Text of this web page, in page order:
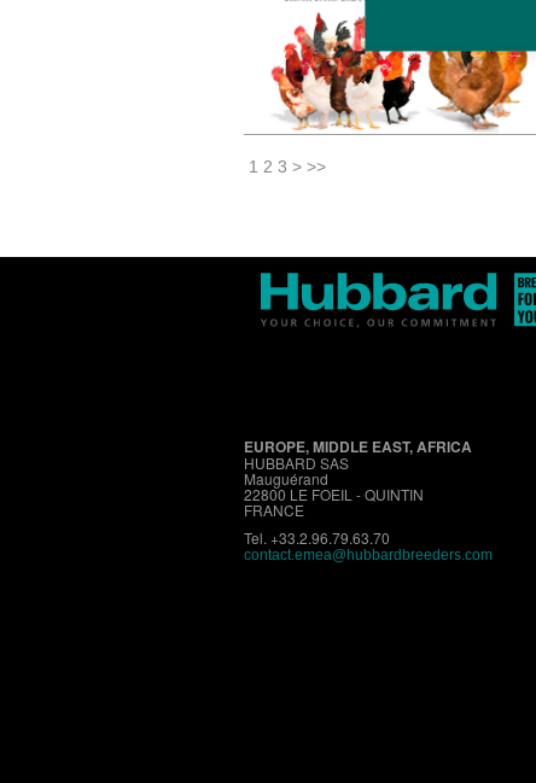
1 2 3 > >>
EUROPE, MIDDLE EAST, AFRICA
HUBBARD SAS
Mauguérand
22800 LE FOEIL - QUINTIN
FRANCE
Tel. +33.2.96.79.63.70
contact.emea@hubbardbreeders.com